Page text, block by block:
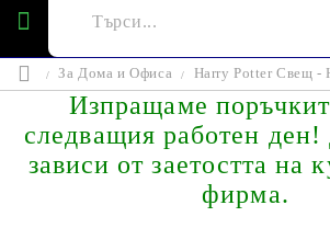
За Дома и Офиса Harry Potter Свещ -
Изпращаме
следващия работен ден!
зависи от заетостта на
фирма.